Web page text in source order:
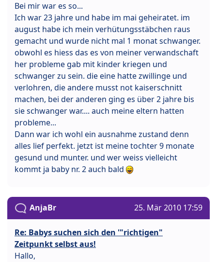
Bei mir war es so...
Ich war 23 jahre und habe im mai geheiratet. im
august habe ich mein verhütungsstäbchen raus
gemacht und wurde nicht mal 1 monat schwanger.
obwohl es hiess das es von meiner verwandschaft
her probleme gab mit kinder kriegen und
schwanger zu sein. die eine hatte zwillinge und
verlohren, die andere musst not kaiserschnitt
machen, bei der anderen ging es über 2 jahre bis
sie schwanger war.... auch meine eltern hatten
probleme...
Dann war ich wohl ein ausnahme zustand denn
alles lief perfekt. jetzt ist meine tochter 9 monate
gesund und munter. und wer weiss vielleicht
kommt ja baby nr. 2 auch bald
AnjaBr 25. Mär 2010 17:59
Re: Babys suchen sich den '"richtigen"
Zeitpunkt selbst aus!
Hallo,